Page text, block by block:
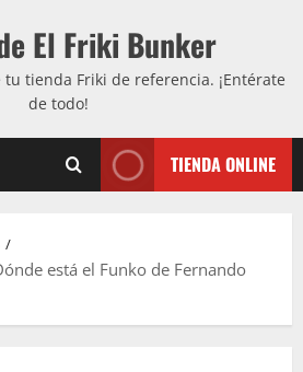
El Friki Bunker
tienda Friki de referencia. ¡Entérate
de todo!
TIENDA ONLINE
está el Funko de Fernando